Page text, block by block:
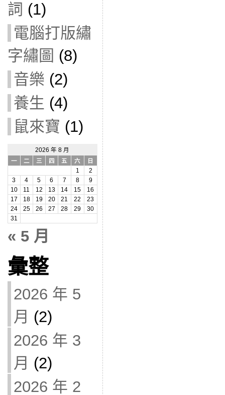
詞 (1)
電腦打版繡
字繡圖 (8)
音樂 (2)
養生 (4)
鼠來寶 (1)
2026 年 8 月
一
二 三 四 五 六
日
1
2
3
4 5 6 7 8
9
10
11 12 13 14 15
16
17
18 19 20 21 22
23
24
25 26 27 28 29
30
31
« 5 月
彙整
2026 年 5
月 (2)
2026 年 3
月 (2)
2026 年 2